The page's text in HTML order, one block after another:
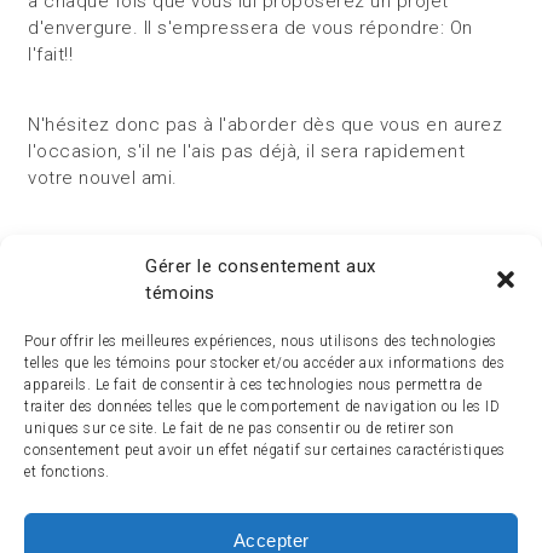
Gérer le consentement aux
témoins
Pour offrir les meilleures expériences, nous utilisons des technologies
telles que les témoins pour stocker et/ou accéder aux informations des
appareils. Le fait de consentir à ces technologies nous permettra de
traiter des données telles que le comportement de navigation ou les ID
uniques sur ce site. Le fait de ne pas consentir ou de retirer son
consentement peut avoir un effet négatif sur certaines caractéristiques
et fonctions.
Accepter
d'envergure. Il s'empressera de vous répondre: On
l'fait!!
N'hésitez donc pas à l'aborder dès que vous en aurez
l'occasion, s'il ne l'ais pas déjà, il sera rapidement
votre nouvel ami.
ACTUALITÉ ARTICLES